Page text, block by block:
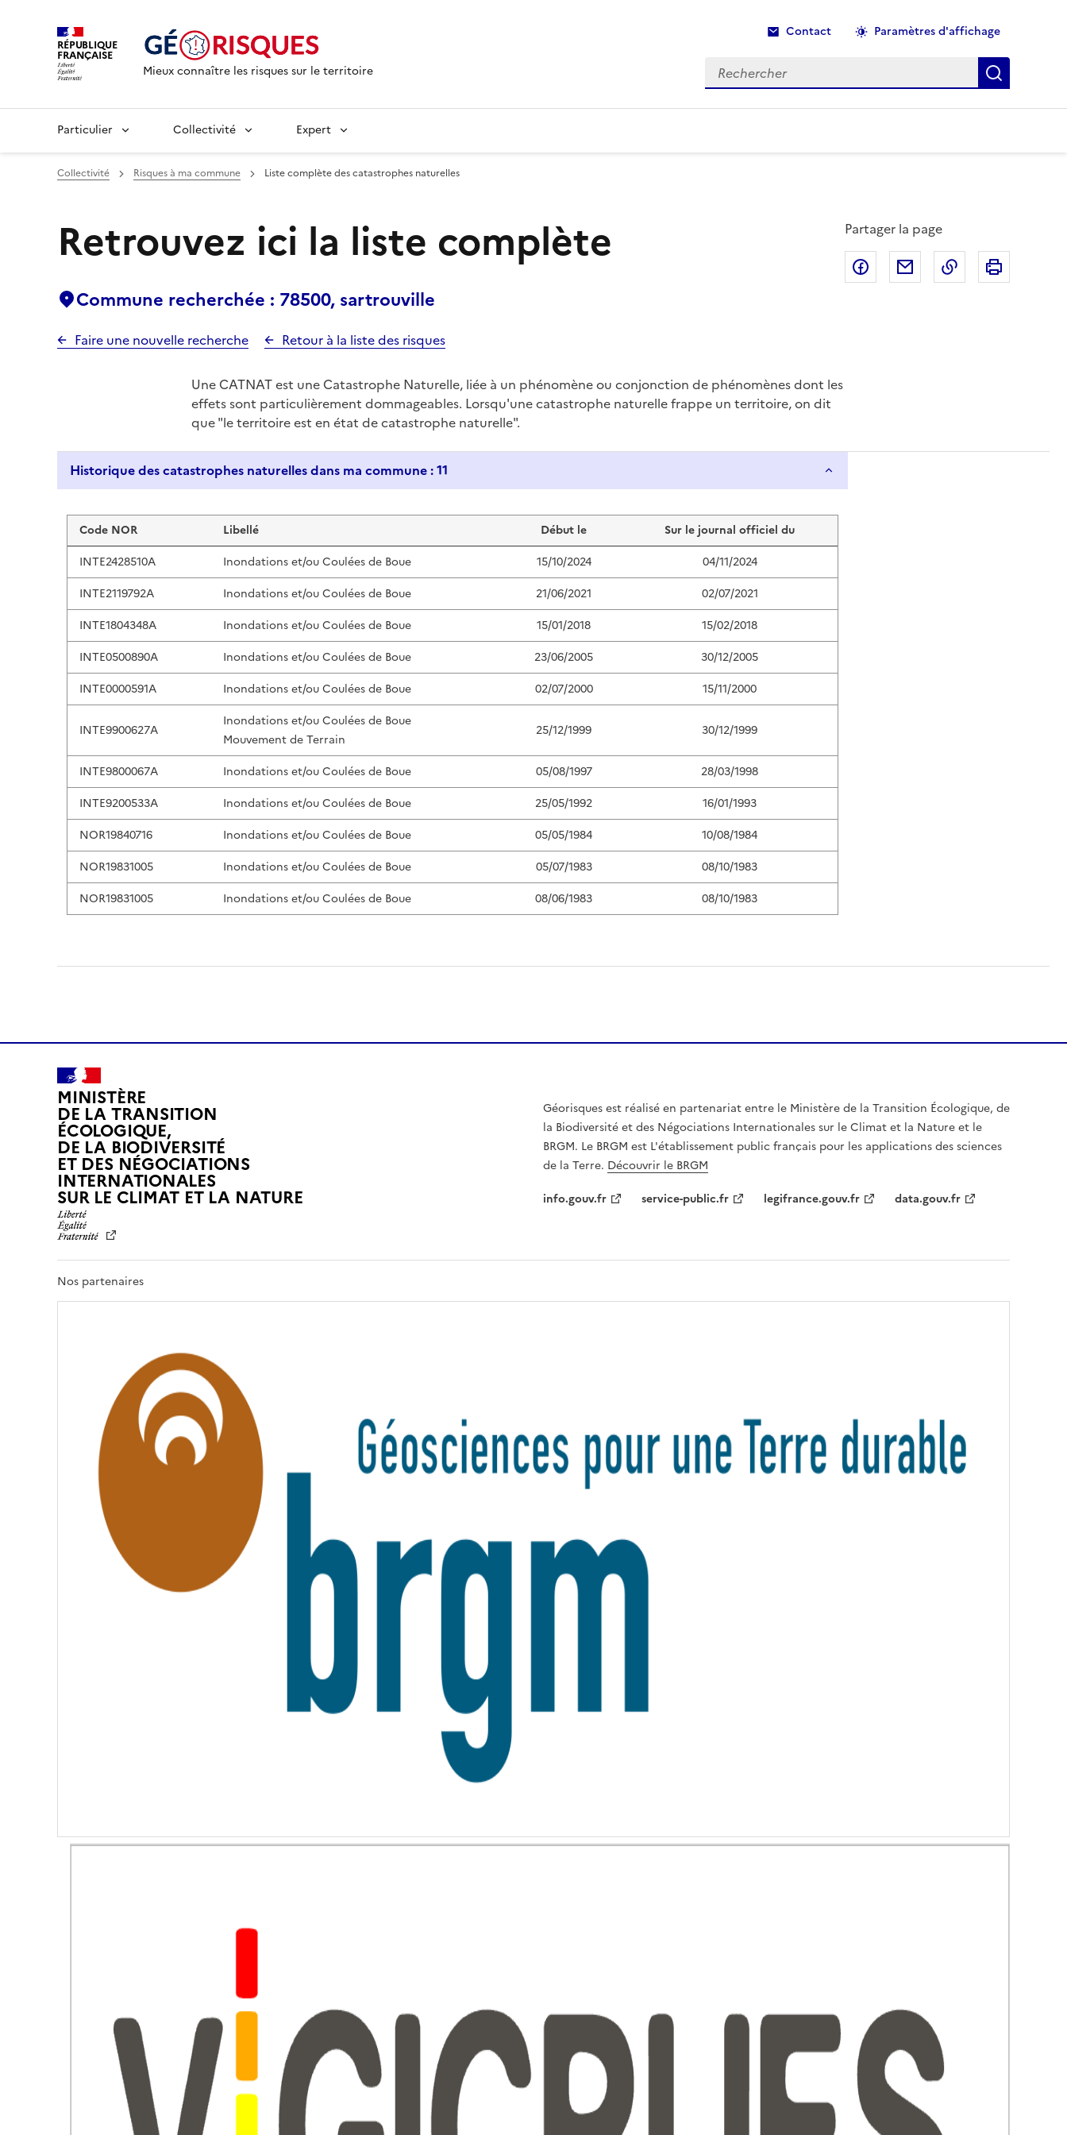
RÉPUBLIQUE
FRANÇAISE
Mieux connaître les risques sur le territoire
Contact Paramètres d'affichage
Rechercher Recherche
Particulier Collectivité Expert
Collectivité Risques à ma commune Liste complète des catastrophes naturelles
Retrouvez ici la liste complète
Commune recherchée : 78500, sartrouville
Faire une nouvelle recherche Retour à la liste des risques
Partager la page
Partager sur Facebook
Partager par email
Copier dans le
Une CATNAT est une Catastrophe Naturelle, liée à un phénomène ou conjonction de phénomènes dont les
effets sont particulièrement dommageables. Lorsqu'une catastrophe naturelle frappe un territoire, on dit
que "le territoire est en état de catastrophe naturelle".
Historique des catastrophes naturelles dans ma commune : 11
Liste de résultats
Code NOR Libellé Début le
Sur le journal officiel du
INTE2428510A
Inondations et/ou Coulées de Boue 15/10/2024
04/11/2024
INTE2119792A
Inondations et/ou Coulées de Boue 21/06/2021
02/07/2021
INTE1804348A
Inondations et/ou Coulées de Boue 15/01/2018
15/02/2018
INTE0500890A
Inondations et/ou Coulées de Boue 23/06/2005
30/12/2005
INTE0000591A
Inondations et/ou Coulées de Boue 02/07/2000 15/11/2000
INTE9900627A
Inondations et/ou Coulées de Boue
Mouvement de Terrain
25/12/1999 30/12/1999
INTE9800067A Inondations et/ou Coulées de Boue 05/08/1997
28/03/1998
INTE9200533A
Inondations et/ou Coulées de Boue 25/05/1992
16/01/1993
NOR19840716
Inondations et/ou Coulées de Boue 05/05/1984
10/08/1984
NOR19831005
Inondations et/ou Coulées de Boue 05/07/1983
08/10/1983
NOR19831005
Inondations et/ou Coulées de Boue 08/06/1983 08/10/1983
MINISTÈRE
DE LA TRANSITION
ÉCOLOGIQUE,
DE LA BIODIVERSITÉ
ET DES NÉGOCIATIONS
INTERNATIONALES
SUR LE CLIMAT ET LA NATUREL
R
É
R
R
N
T
Géorisques est réalisé en partenariat entre le Ministère de la Transition Écologique, de
la Biodiversité et des Négociations Internationales sur le Climat et la Nature et le
BRGM. Le BRGM est L'établissement public français pour les applications des sciences
de la Terre. Découvrir le BRGM
info.gouv.fr
service-public.fr legifrance.gouv.fr data.gouv.fr
Nos partenaires